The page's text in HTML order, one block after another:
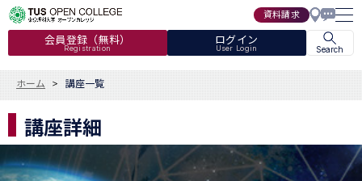
資料請求
会員登録（無料）
Registration
ログイン
User Login Search
ホーム 講座一覧
講座詳細